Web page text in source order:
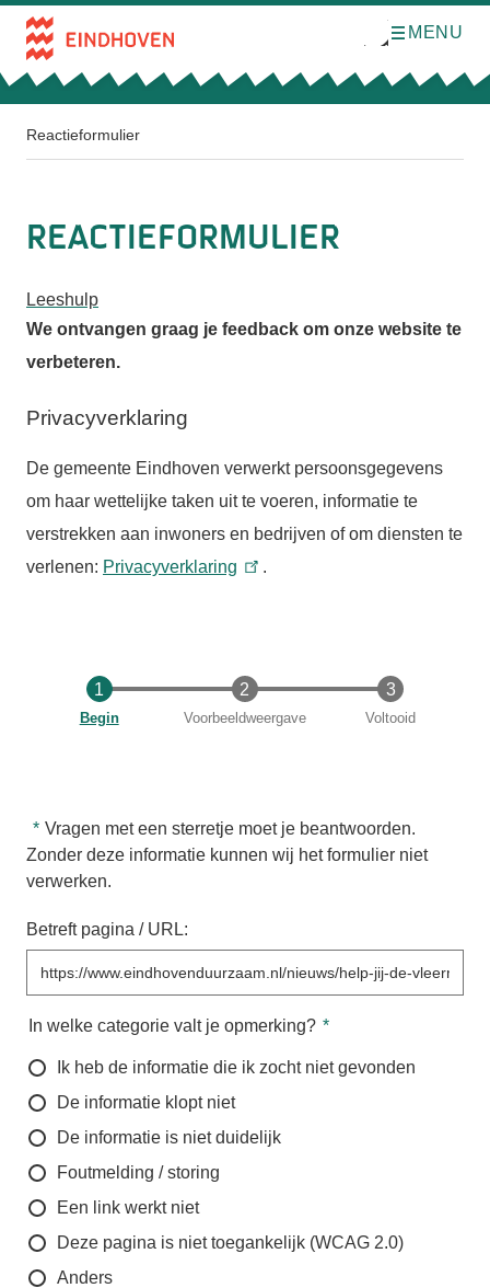
Direct naar de inhoud
O
n
m
MENU
Reactieformulier
Reactieformulier
Leeshulp
We ontvangen graag je feedback om onze website te
verbeteren.
Privacyverklaring
De gemeente Eindhoven verwerkt persoonsgegevens
om haar wettelijke taken uit te voeren, informatie te
verstrekken aan inwoners en bedrijven of om diensten te
verlenen: Privacyverklaring .
Huidige
Begin Voorbeeldweergave Voltooid
Vragen met een sterretje moet je beantwoorden.
Zonder deze informatie kunnen wij het formulier niet
verwerken.
Betreft pagina / URL:
In welke categorie valt je opmerking?
Ik heb de informatie die ik zocht niet gevonden
De informatie klopt niet
De informatie is niet duidelijk
Foutmelding / storing
Een link werkt niet
Deze pagina is niet toegankelijk (WCAG 2.0)
Anders